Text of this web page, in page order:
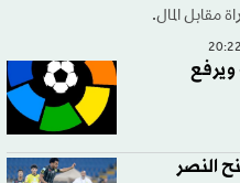
مقابل المال.
ويرفع
النصر